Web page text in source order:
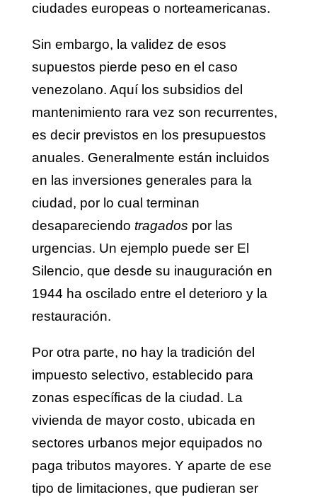
ciudades europeas o norteamericanas.
Sin embargo, la validez de esos
supuestos pierde peso en el caso
venezolano. Aquí los subsidios del
mantenimiento rara vez son recurrentes,
es decir previstos en los presupuestos
anuales. Generalmente están incluidos
en las inversiones generales para la
ciudad, por lo cual terminan
desapareciendo tragados por las
urgencias. Un ejemplo puede ser El
Silencio, que desde su inauguración en
1944 ha oscilado entre el deterioro y la
restauración.
Por otra parte, no hay la tradición del
impuesto selectivo, establecido para
zonas específicas de la ciudad. La
vivienda de mayor costo, ubicada en
sectores urbanos mejor equipados no
paga tributos mayores. Y aparte de ese
tipo de limitaciones, que pudieran ser